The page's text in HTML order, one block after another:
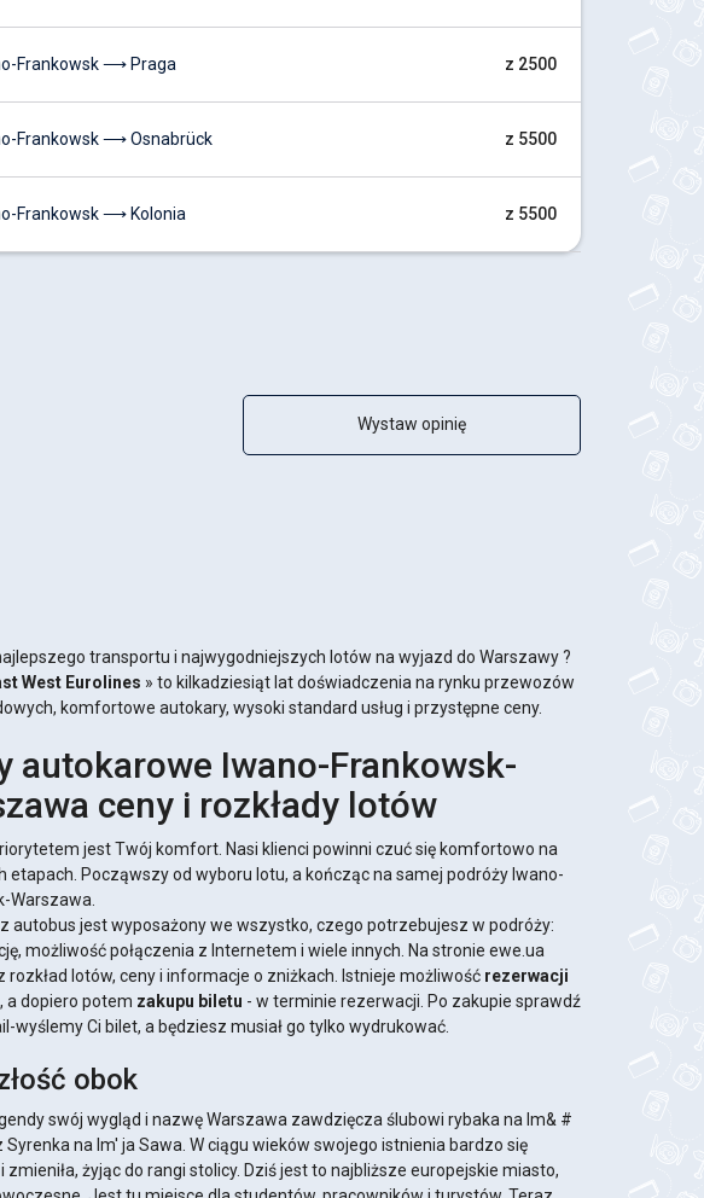
Frankowsk ⟶ Praga z 2500
Frankowsk ⟶ Osnabrück z 5500
Frankowsk ⟶ Kolonia z 5500
Wystaw opinię
transportu i najwygodniejszych lotów na wyjazd do Warszawy ?
West Eurolines » to kilkadziesiąt lat doświadczenia na rynku przewozów
komfortowe autokary, wysoki standard usług i przystępne ceny.
autokarowe Iwano-Frankowsk-
ceny i rozkłady lotów
jest Twój komfort. Nasi klienci powinni czuć się komfortowo na
etapach. Począwszy od wyboru lotu, a kończąc na samej podróży Iwano-
Warszawa.
autobus jest wyposażony we wszystko, czego potrzebujesz w podróży:
możliwość połączenia z Internetem i wiele innych. Na stronie ewe.ua
rozkład lotów, ceny i informacje o zniżkach. Istnieje możliwość rezerwacji
, a dopiero potem zakupu biletu - w terminie rezerwacji. Po zakupie sprawdź
wyślemy Ci bilet, a będziesz musiał go tylko wydrukować.
obok
swój wygląd i nazwę Warszawa zawdzięcza ślubowi rybaka na Im& #
Syrenka na Im' ja Sawa. W ciągu wieków swojego istnienia bardzo się
zmieniła, żyjąc do rangi stolicy. Dziś jest to najbliższe europejskie miasto,